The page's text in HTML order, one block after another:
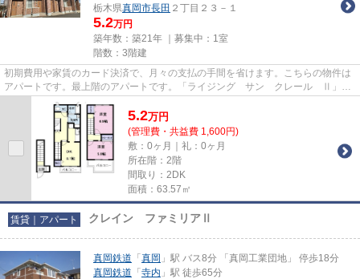
栃木県真岡市長田 ２丁目２３－１
5.2万円
築年数：築21年 ｜募集中： 1室
階数：3階建
初期費用や家賃のカード決済で、月々の支払の手間を省けます。こちらの物件は
アパートです。最上階のアパートです。「ライジング サン クレール Ⅱ」の
物件情報をお探しならお気軽に...
5.2万円
(管理費・共益費 1,600円)
敷：0ヶ月｜礼：0ヶ月
所在階：2階
間取り：2DK
面積：63.57㎡
賃貸｜アパート クレイン ファミリアⅡ
真岡鉄道 「 真岡 」駅 バス8分 「真岡工業団地」 停歩18分
真岡鉄道 「 寺内 」駅 徒歩65分